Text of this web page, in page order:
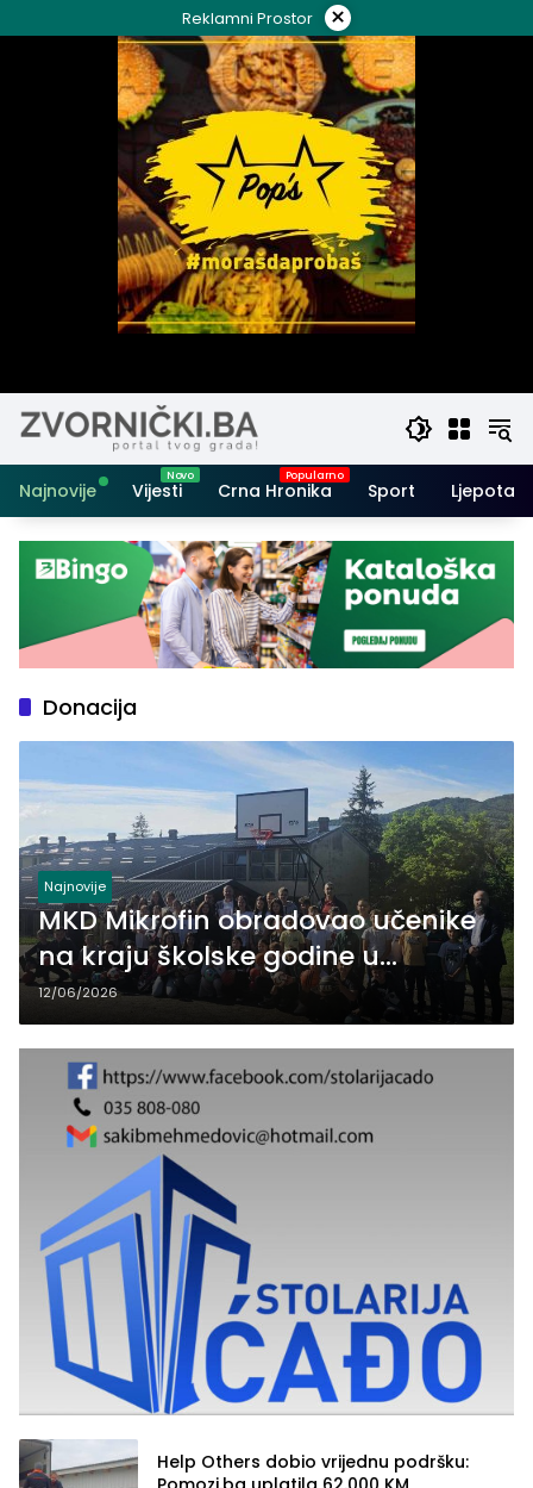
to
Reklamni Prostor ×
Najnovije Vijesti Crna Hronika Sport Ljepota i
Donacija
Najnovije
MKD Mikrofin obradovao učenike
na kraju školske godine u
Petkovcima kod Zvornika (FOTO)
12/06/2026
Help Others dobio vrijednu podršku: